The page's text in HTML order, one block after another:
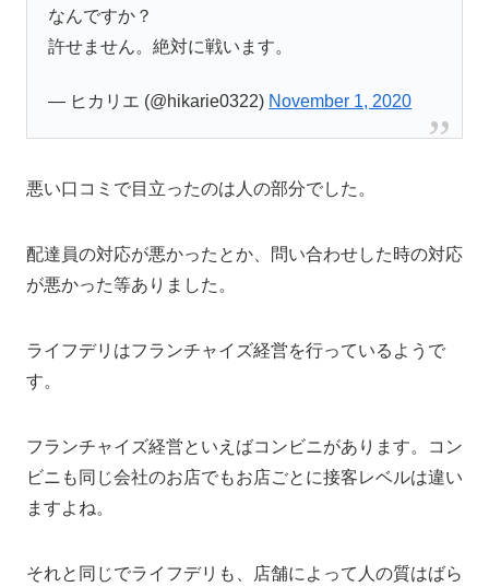
なんですか？
許せません。絶対に戦います。
— ヒカリエ (@hikarie0322) November 1, 2020
悪い口コミで目立ったのは人の部分でした。
配達員の対応が悪かったとか、問い合わせした時の対応
が悪かった等ありました。
ライフデリはフランチャイズ経営を行っているようで
す。
フランチャイズ経営といえばコンビニがあります。コン
ビニも同じ会社のお店でもお店ごとに接客レベルは違い
ますよね。
それと同じでライフデリも、店舗によって人の質はばら